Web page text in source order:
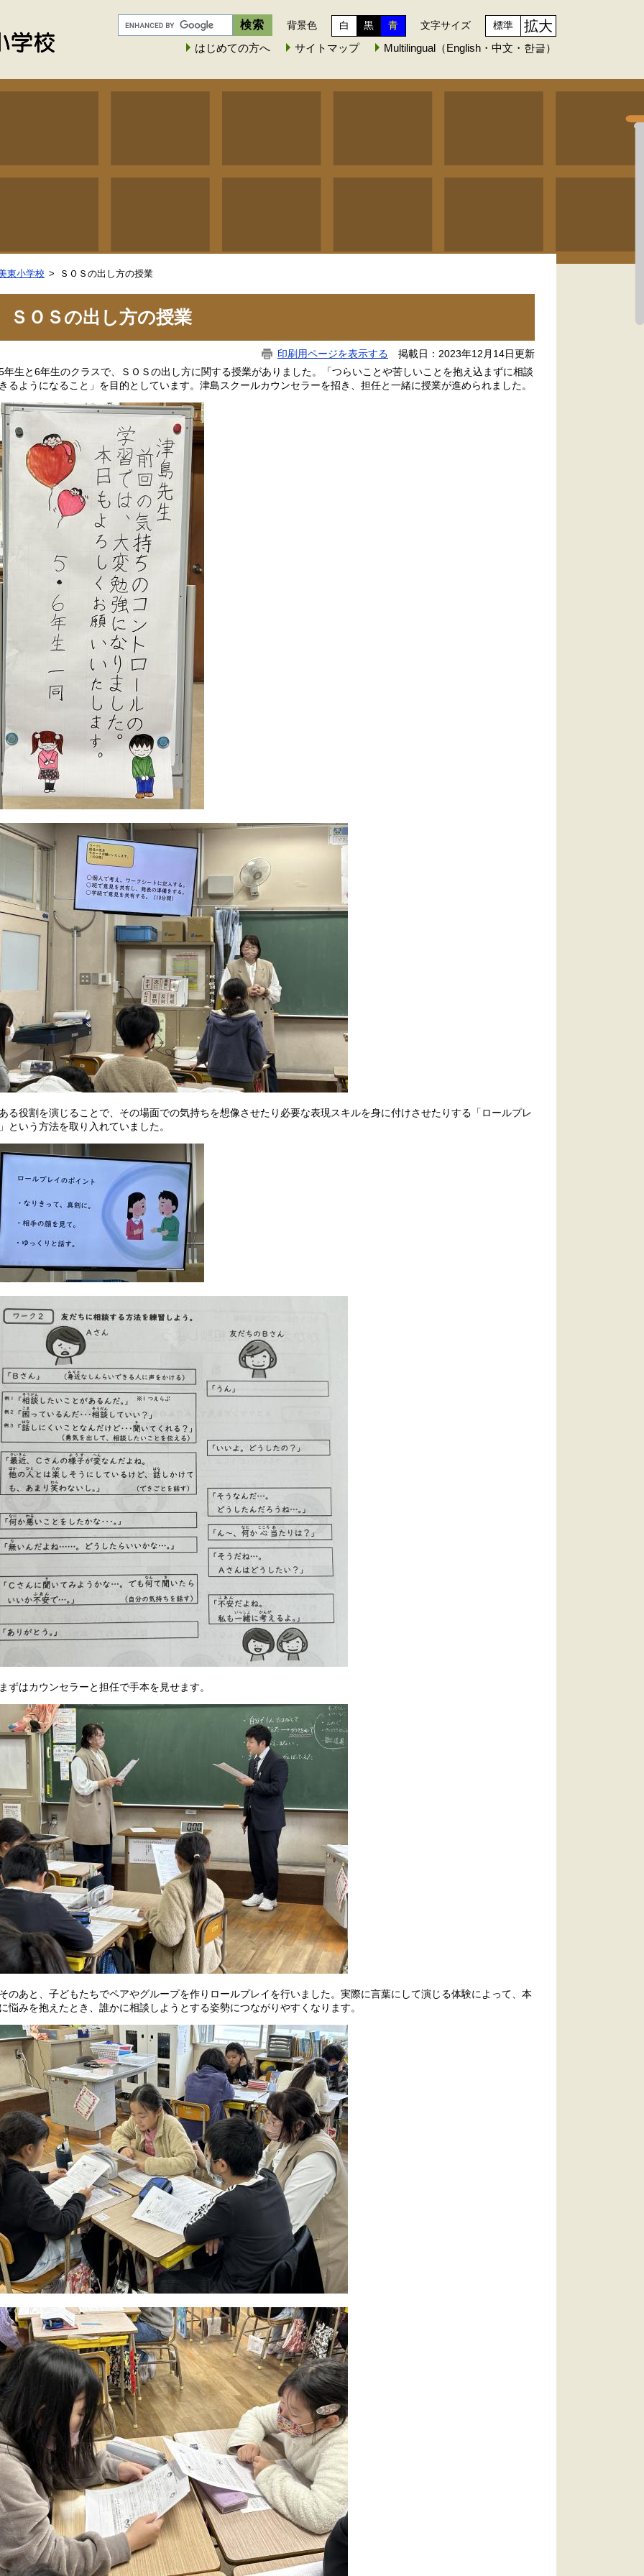
背景色 白 黒 青 文字サイズ 標準 拡大
はじめての方へ サイトマップ Multilingual（English・中文・한글）
東小学校 ＳＯＳの出し方の授業
ＳＯＳの出し方の授業
印刷用ページを表示する 掲載日：2023年12月14日更新
生と6年生のクラスで、ＳＯＳの出し方に関する授業がありました。「つらいことや苦しいことを抱え込まずに相談
るようになること」を目的としています。津島スクールカウンセラーを招き、担任と一緒に授業が進められました。
役割を演じることで、その場面での気持ちを想像させたり必要な表現スキルを身に付けさせたりする「ロールプレ
という方法を取り入れていました。
はカウンセラーと担任で手本を見せます。
あと、子どもたちでペアやグループを作りロールプレイを行いました。実際に言葉にして演じる体験によって、本
悩みを抱えたとき、誰かに相談しようとする姿勢につながりやすくなります。